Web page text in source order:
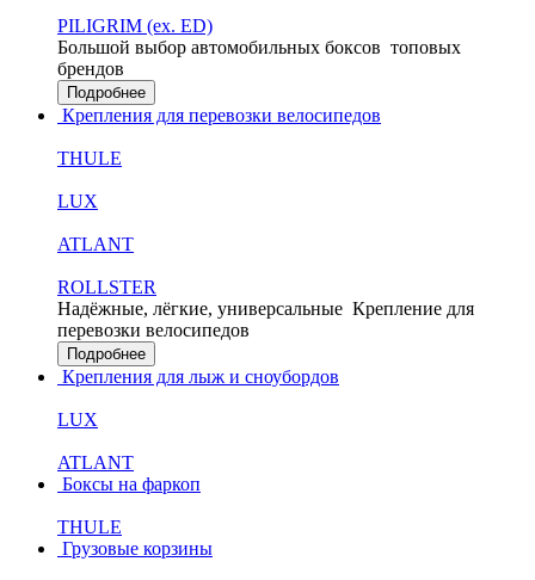
PILIGRIM (ex. ED)
Большой выбор автомобильных боксов топовых
брендов
Подробнее
Крепления для перевозки велосипедов
THULE
LUX
ATLANT
ROLLSTER
Надёжные, лёгкие, универсальные Крепление для
перевозки велосипедов
Подробнее
Крепления для лыж и сноубордов
LUX
ATLANT
Боксы на фаркоп
THULE
Грузовые корзины